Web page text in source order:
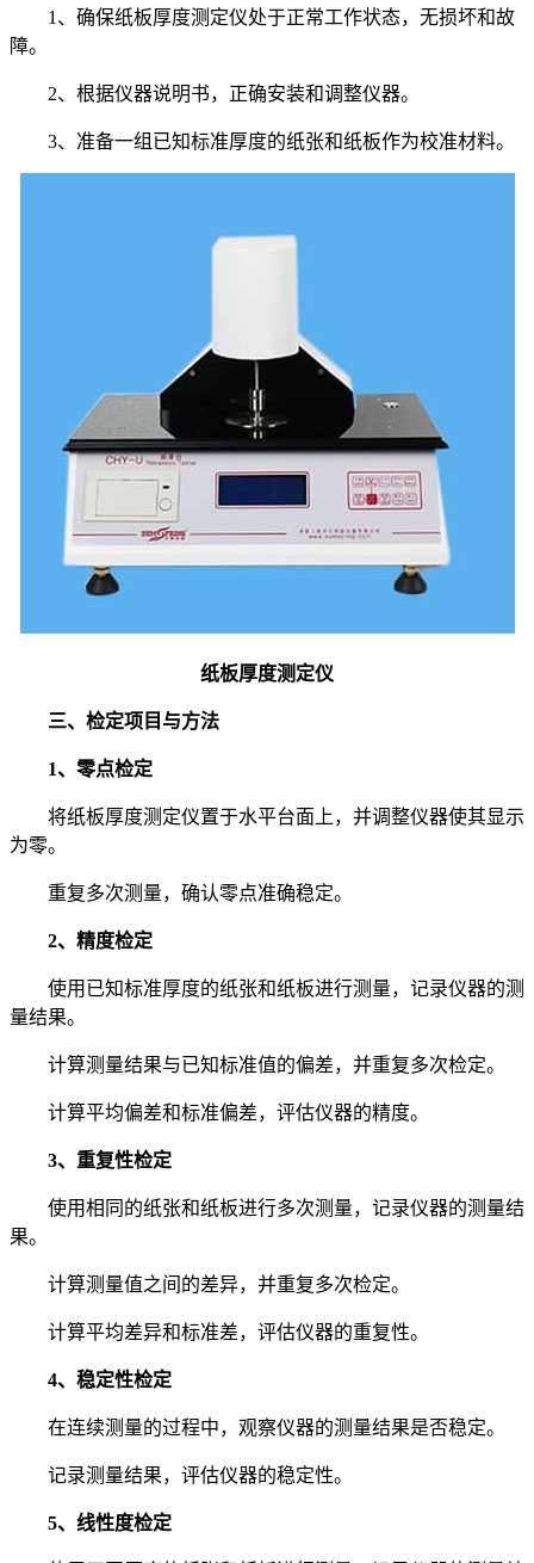
1、确保纸板厚度测定仪处于正常工作状态，无损坏和故
障。
2、根据仪器说明书，正确安装和调整仪器。
3、准备一组已知标准厚度的纸张和纸板作为校准材料。
纸板厚度测定仪
三、检定项目与方法
1、零点检定
将纸板厚度测定仪置于水平台面上，并调整仪器使其显示
为零。
重复多次测量，确认零点准确稳定。
2、精度检定
使用已知标准厚度的纸张和纸板进行测量，记录仪器的测
量结果。
计算测量结果与已知标准值的偏差，并重复多次检定。
计算平均偏差和标准偏差，评估仪器的精度。
3、重复性检定
使用相同的纸张和纸板进行多次测量，记录仪器的测量结
果。
计算测量值之间的差异，并重复多次检定。
计算平均差异和标准差，评估仪器的重复性。
4、稳定性检定
在连续测量的过程中，观察仪器的测量结果是否稳定。
记录测量结果，评估仪器的稳定性。
5、线性度检定